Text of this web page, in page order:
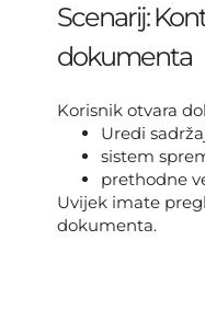
Scenarij:
dokumenta
Korisnik otvara
Uredi
sistem
prethodne
Uvijek imate
dokumenta.